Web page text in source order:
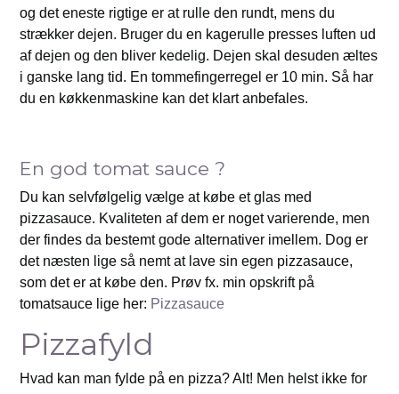
og det eneste rigtige er at rulle den rundt, mens du
strækker dejen. Bruger du en kagerulle presses luften ud
af dejen og den bliver kedelig. Dejen skal desuden æltes
i ganske lang tid. En tommefingerregel er 10 min. Så har
du en køkkenmaskine kan det klart anbefales.
En god tomat sauce ?
Du kan selvfølgelig vælge at købe et glas med
pizzasauce. Kvaliteten af dem er noget varierende, men
der findes da bestemt gode alternativer imellem. Dog er
det næsten lige så nemt at lave sin egen pizzasauce,
som det er at købe den. Prøv fx. min opskrift på
tomatsauce lige her: Pizzasauce
Pizzafyld
Hvad kan man fylde på en pizza? Alt! Men helst ikke for